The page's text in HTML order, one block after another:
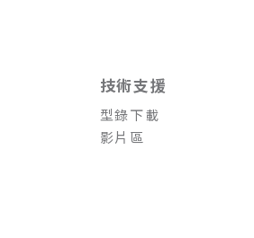
技術支援
型錄下載
影片區